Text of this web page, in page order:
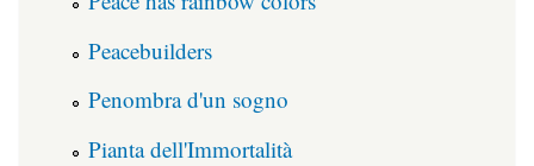
Peacebuilders
Penombra d'un sogno
Pianta dell'Immortalità